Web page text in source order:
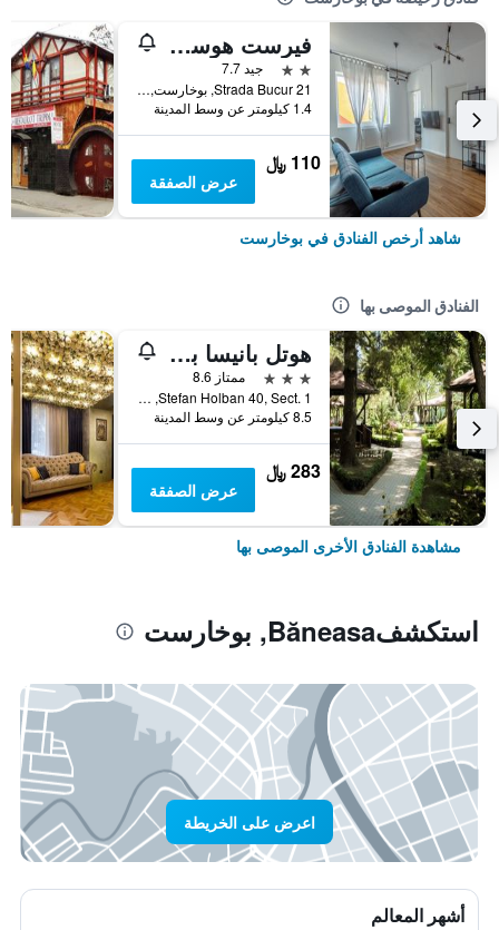
فيرست هوستل بوكور 21
2 نجمتين
جيد 7.7
21 Strada Bucur, بوخارست, رومانيا
1.4 كيلومتر عن وسط المدينة
110 ﷼
عرض الصفقة
شاهد أرخص الفنادق في بوخارست
الفنادق الموصى بها
هوتل بانيسا بارك
3 نجوم
ممتاز 8.6
Stefan Holban 40, Sect. 1, بوخارست, رومانيا
8.5 كيلومتر عن وسط المدينة
283 ﷼
عرض الصفقة
مشاهدة الفنادق الأخرى الموصى بها
استكشفBăneasa, بوخارست
اعرض على الخريطة
أشهر المعالم